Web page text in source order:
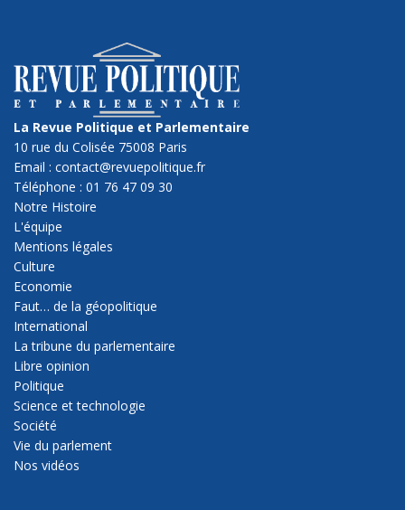
La Revue Politique et Parlementaire
10 rue du Colisée 75008 Paris
Email : contact@revuepolitique.fr
Téléphone : 01 76 47 09 30
Notre Histoire
L'équipe
Mentions légales
Culture
Economie
Faut… de la géopolitique
International
La tribune du parlementaire
Libre opinion
Politique
Science et technologie
Société
Vie du parlement
Nos vidéos